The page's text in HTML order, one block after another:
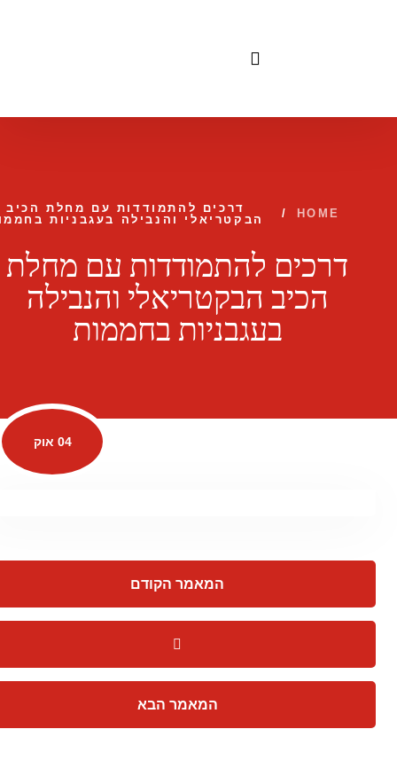
HOME
/
דרכים להתמודדות עם מחלת הכיב
הבקטריאלי והנבילה בעגבניות
דרכים להתמודדות עם מחלת
הכיב הבקטריאלי והנבילה
בעגבניות בחממות
04 אוק
המאמר הקודם
המאמר הבא